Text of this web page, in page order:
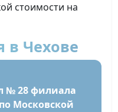
стоимости на
в Чехове
№ 28 филиала
Московской